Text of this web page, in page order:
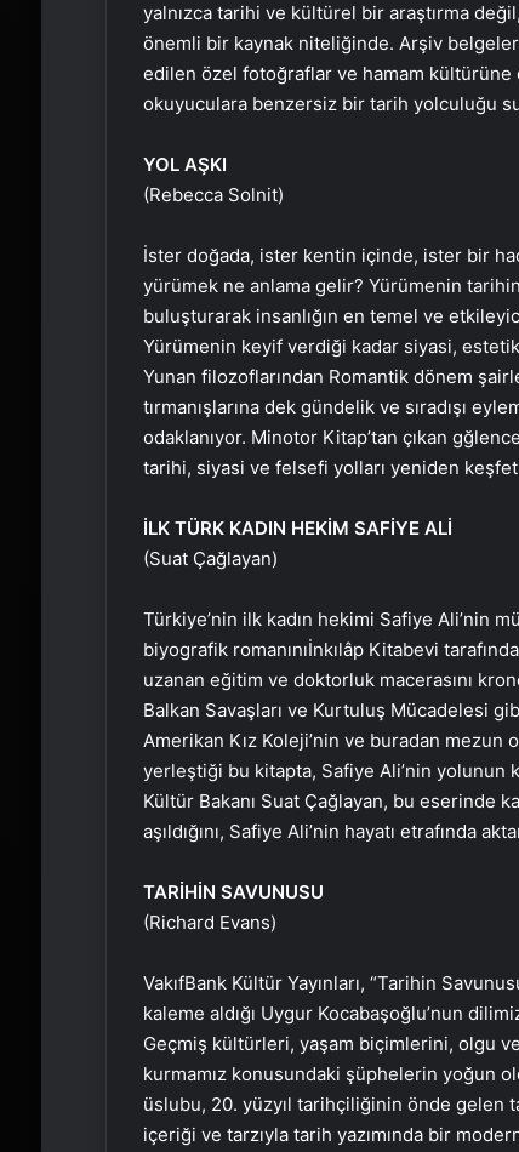
yalnızca tarihi ve kültürel bir araştırma
önemli bir kaynak niteliğinde. Arşiv
edilen özel fotoğraflar ve hamam
okuyuculara benzersiz bir tarih yolculuğu
YOL AŞKI
(Rebecca Solnit)
İster doğada, ister kentin içinde, ister bir
yürümek ne anlama gelir? Yürümenin
buluşturarak insanlığın en temel ve
Yürümenin keyif verdiği kadar siyasi, estetik
Yunan filozoflarından Romantik dönem
tırmanışlarına dek gündelik ve sıradışı
odaklanıyor. Minotor Kitap’tan çıkan
tarihi, siyasi ve felsefi yolları yeniden
İLK TÜRK KADIN HEKİM SAFİYE ALİ
(Suat Çağlayan)
Türkiye’nin ilk kadın hekimi Safiye Ali’nin
biyografik romanınıİnkılâp Kitabevi
uzanan eğitim ve doktorluk macerasını
Balkan Savaşları ve Kurtuluş Mücadelesi
Amerikan Kız Koleji’nin ve buradan mezun
yerleştiği bu kitapta, Safiye Ali’nin
Kültür Bakanı Suat Çağlayan, bu eserinde
aşıldığını, Safiye Ali’nin hayatı etrafında
TARİHİN SAVUNUSU
(Richard Evans)
VakıfBank Kültür Yayınları, “Tarihin
kaleme aldığı Uygur Kocabaşoğlu’nun
Geçmiş kültürleri, yaşam biçimlerini, olgu
kurmamız konusundaki şüphelerin yoğun
üslubu, 20. yüzyıl tarihçiliğinin önde gelen
içeriği ve tarzıyla tarih yazımında bir